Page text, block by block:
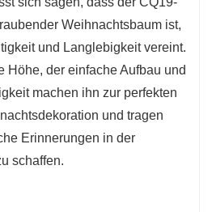
Weihnachtsbaum ist,
und Langlebigkeit vereint.
Höhe, der einfache Aufbau und
machen ihn zur perfekten
und tragen
Erinnerungen in der
schaffen.